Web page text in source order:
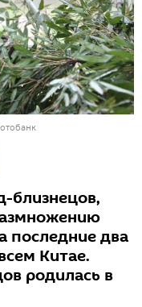
близнецов,
последние два
Китае.
родилась в